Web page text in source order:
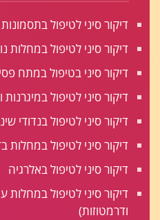
דיקור סיני לטיפול
דיקור סיני לטיפול במחלות
דיקור סיני בטיפול במתח
דיקור סיני לטיפול
דיקור סיני לטיפול בנדודי
דיקור סיני לטיפול במחלות
דיקור סיני לטיפול באלרגיה
דיקור סיני לטיפול במחלות
ודרמטוזות)